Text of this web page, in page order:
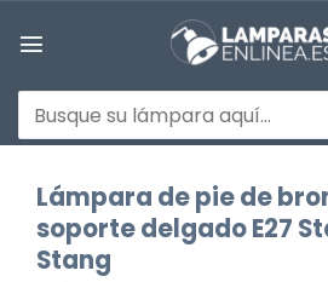
Buscar
por:
Lámpara de pie de
soporte delgado E27
Stang